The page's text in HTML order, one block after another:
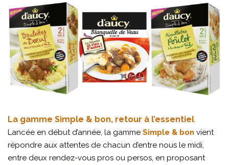
La gamme Simple & bon, retour à l’essentiel
Lancée en début d’année, la gamme Simple & bon vient
répondre aux attentes de chacun d’entre nous le midi,
entre deux rendez-vous pros ou persos, en proposant